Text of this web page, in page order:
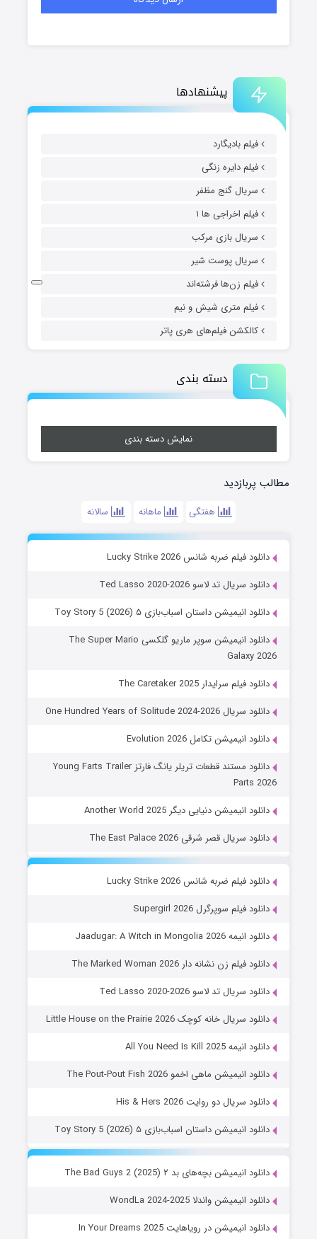
پیشنهادها
فیلم بادیگارد
فیلم دایره زنگی
سریال گنج مظفر
فیلم اخراجی ها ۱
سریال بازی مرکب
سریال پوست شیر
فیلم زن‌ها فرشته‌اند
فیلم متری شیش و نیم
کالکشن فیلم‌های هری پاتر
دسته بندی
نمایش دسته بندی
مطالب پربازدید
هفتگی ماهانه سالانه
دانلود فیلم ضربه شانس Lucky Strike 2026
دانلود سریال تد لاسو Ted Lasso 2020-2026
دانلود انیمیشن داستان اسباب‌بازی ۵ Toy Story 5 (2026)
دانلود انیمیشن سوپر ماریو گلکسی The Super Mario
Galaxy 2026
دانلود فیلم سرایدار The Caretaker 2025
دانلود سریال One Hundred Years of Solitude 2024-2026
دانلود انیمیشن تکامل Evolution 2026
دانلود مستند قطعات تریلر یانگ فارتز Young Farts Trailer
Parts 2026
دانلود انیمیشن دنیایی دیگر Another World 2025
دانلود سریال قصر شرقی The East Palace 2026
دانلود فیلم ضربه شانس Lucky Strike 2026
دانلود فیلم سوپرگرل Supergirl 2026
دانلود انیمه Jaadugar: A Witch in Mongolia 2026
دانلود فیلم زن نشانه دار The Marked Woman 2026
دانلود سریال تد لاسو Ted Lasso 2020-2026
دانلود سریال خانه کوچک Little House on the Prairie 2026
دانلود انیمه All You Need Is Kill 2025
دانلود انیمیشن ماهی اخمو The Pout-Pout Fish 2026
دانلود سریال دو روایت His & Hers 2026
دانلود انیمیشن داستان اسباب‌بازی ۵ Toy Story 5 (2026)
دانلود انیمیشن بچه‌های بد ۲ The Bad Guys 2 (2025)
دانلود انیمیشن واندلا WondLa 2024-2025
دانلود انیمیشن در رویاهایت In Your Dreams 2025